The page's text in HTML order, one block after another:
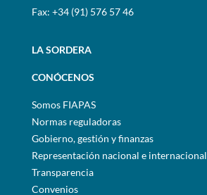
Fax: +34 (91) 576 57 46
LA SORDERA
CONÓCENOS
Somos FIAPAS
Normas reguladoras
Gobierno, gestión y finanzas
Representación nacional e internacional
Transparencia
Convenios